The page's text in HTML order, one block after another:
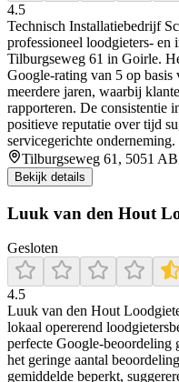
4.5
Technisch Installatiebedrijf
professioneel loodgieters- en
Tilburgseweg 61 in Goirle.
Google-rating van 5 op
meerdere jaren, waarbij
rapporteren. De consistentie
positieve reputatie over tijd
servicegerichte onderneming.
Tilburgseweg 61, 5051
Bekijk details
Luuk van den Hout
Gesloten
4.5
Luuk van den Hout
lokaal opererend
perfecte Google-beoordeling
het geringe aantal
gemiddelde beperkt,